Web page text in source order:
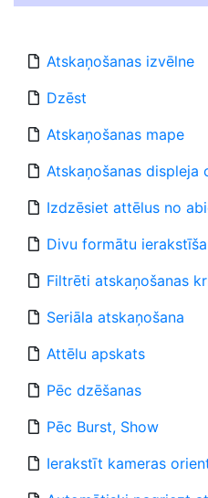
Atskaņošanas izvēlne
Dzēst
Atskaņošanas mape
Atskaņošanas displeja
Izdzēsiet attēlus no
Divu formātu
Filtrēti atskaņošanas
Seriāla atskaņošana
Attēlu apskats
Pēc dzēšanas
Pēc Burst, Show
Ierakstīt kameras